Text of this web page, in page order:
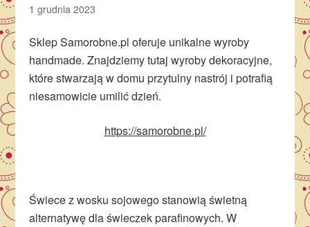
1 grudnia 2023
Sklep Samorobne.pl oferuje unikalne wyroby
handmade. Znajdziemy tutaj wyroby dekoracyjne,
które stwarzają w domu przytulny nastrój i potrafią
niesamowicie umilić dzień.
https://samorobne.pl/
Świece z wosku sojowego stanowią świetną
alternatywę dla świeczek parafinowych. W